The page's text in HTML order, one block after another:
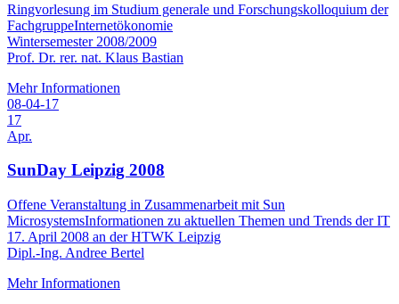
Ringvorlesung im Studium generale und Forschungskolloquium der
FachgruppeInternetökonomie
Wintersemester 2008/2009
Prof. Dr. rer. nat. Klaus Bastian
Mehr Informationen
08-04-17
17
Apr.
SunDay Leipzig 2008
Offene Veranstaltung in Zusammenarbeit mit Sun
MicrosystemsInformationen zu aktuellen Themen und Trends der IT
17. April 2008 an der HTWK Leipzig
Dipl.-Ing. Andree Bertel
Mehr Informationen